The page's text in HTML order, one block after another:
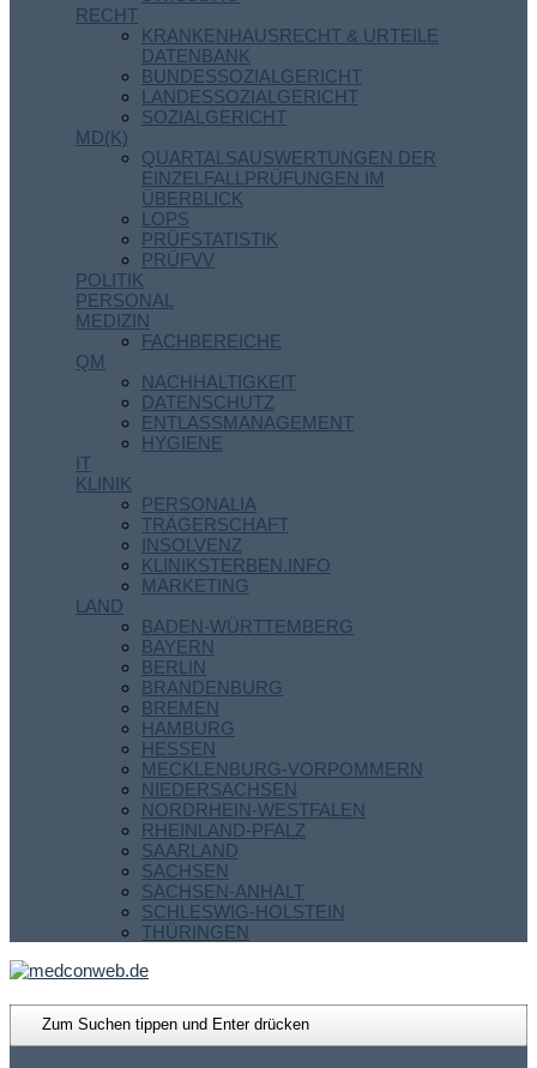
RECHT
KRANKENHAUSRECHT & URTEILE
DATENBANK
BUNDESSOZIALGERICHT
LANDESSOZIALGERICHT
SOZIALGERICHT
MD(K)
QUARTALSAUSWERTUNGEN DER
EINZELFALLPRÜFUNGEN IM
ÜBERBLICK
LOPS
PRÜFSTATISTIK
PRÜFVV
POLITIK
PERSONAL
MEDIZIN
FACHBEREICHE
QM
NACHHALTIGKEIT
DATENSCHUTZ
ENTLASSMANAGEMENT
HYGIENE
IT
KLINIK
PERSONALIA
TRÄGERSCHAFT
INSOLVENZ
KLINIKSTERBEN.INFO
MARKETING
LAND
BADEN-WÜRTTEMBERG
BAYERN
BERLIN
BRANDENBURG
BREMEN
HAMBURG
HESSEN
MECKLENBURG-VORPOMMERN
NIEDERSACHSEN
NORDRHEIN-WESTFALEN
RHEINLAND-PFALZ
SAARLAND
SACHSEN
SACHSEN-ANHALT
SCHLESWIG-HOLSTEIN
THÜRINGEN